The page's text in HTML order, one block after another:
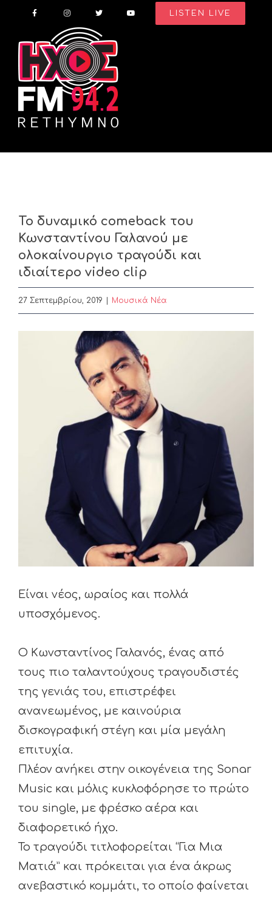
content
LISTEN LIVE
Το δυναμικό comeback του
Κωνσταντίνου Γαλανού με
ολοκαίνουργιο τραγούδι και
ιδιαίτερο video clip
27 Σεπτεμβρίου, 2019 Μουσικά Νέα
Είναι νέος, ωραίος και πολλά
υποσχόμενος.
Ο Κωνσταντίνος Γαλανός, ένας από
τους πιο ταλαντούχους τραγουδιστές
της γενιάς του, επιστρέφει
ανανεωμένος, με καινούρια
δισκογραφική στέγη και μία μεγάλη
επιτυχία.
Πλέον ανήκει στην οικογένεια της Sonar
Music και μόλις κυκλοφόρησε το πρώτο
του single, με φρέσκο αέρα και
διαφορετικό ήχο.
Το τραγούδι τιτλοφορείται “Για Μια
Ματιά” και πρόκειται για ένα άκρως
ανεβαστικό κομμάτι, το οποίο φαίνεται